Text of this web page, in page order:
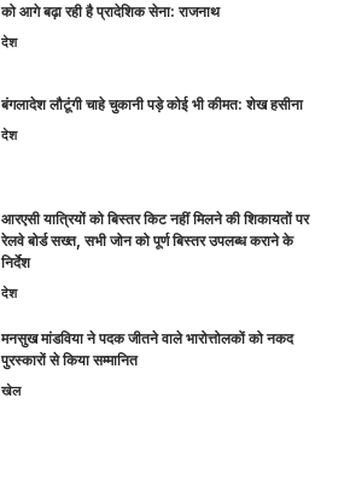
को आगे बढ़ा रही है प्रादेशिक सेना: राजनाथ
देश
बंगलादेश लौटूंगी चाहे चुकानी पड़े कोई भी कीमत: शेख हसीना
देश
आरएसी यात्रियों को बिस्तर किट नहीं मिलने की शिकायतों पर
रेलवे बोर्ड सख्त, सभी जोन को पूर्ण बिस्तर उपलब्ध कराने के
निर्देश
देश
मनसुख मांडविया ने पदक जीतने वाले भारोत्तोलकों को नकद
पुरस्कारों से किया सम्मानित
खेल